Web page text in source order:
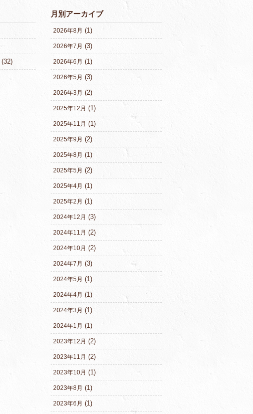
(32)
月別アーカイブ
2026年8月 (1)
2026年7月 (3)
2026年6月 (1)
2026年5月 (3)
2026年3月 (2)
2025年12月 (1)
2025年11月 (1)
2025年9月 (2)
2025年8月 (1)
2025年5月 (2)
2025年4月 (1)
2025年2月 (1)
2024年12月 (3)
2024年11月 (2)
2024年10月 (2)
2024年7月 (3)
2024年5月 (1)
2024年4月 (1)
2024年3月 (1)
2024年1月 (1)
2023年12月 (2)
2023年11月 (2)
2023年10月 (1)
2023年8月 (1)
2023年6月 (1)